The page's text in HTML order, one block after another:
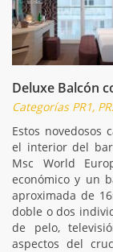
Deluxe Balcón
Categorías PR1,
Estos novedosos
el interior del
Msc World
económico y un
aproximada de
doble o dos
de pelo,
aspectos del